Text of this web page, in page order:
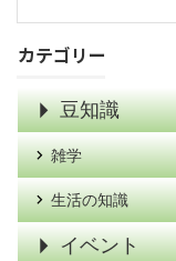
カテゴリー
豆知識
雑学
生活の知識
イベント